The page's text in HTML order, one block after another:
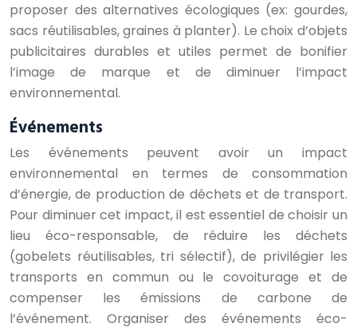
proposer des alternatives écologiques (ex: gourdes,
sacs réutilisables, graines à planter). Le choix d’objets
publicitaires durables et utiles permet de bonifier
l’image de marque et de diminuer l’impact
environnemental.
Événements
Les événements peuvent avoir un impact
environnemental en termes de consommation
d’énergie, de production de déchets et de transport.
Pour diminuer cet impact, il est essentiel de choisir un
lieu éco-responsable, de réduire les déchets
(gobelets réutilisables, tri sélectif), de privilégier les
transports en commun ou le covoiturage et de
compenser les émissions de carbone de
l’événement. Organiser des événements éco-